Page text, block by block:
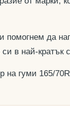
помогнем да
в най-
на гуми 165/